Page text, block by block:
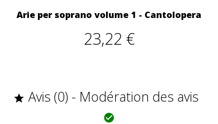
Arie per soprano volume 1 - Cantolopera
23,22 €
 Avis (0) - Modération des avis
